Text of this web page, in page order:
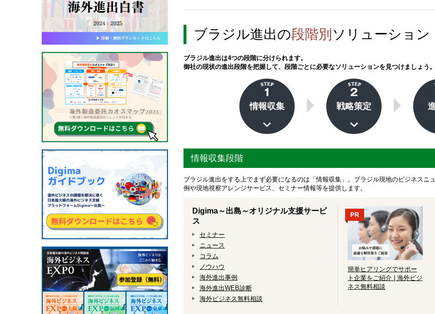
ブラジル進出の段階別 ソリューション
ブラジル進出は4つの段階に分けられます。
御社の現状の進出段階を把握して、段階ごとに必要なソリューションを見つけましょう
情報収集 戦略策定
情報収集段階
ブラジル進出をする上でまず必要になるのは「情報収集」。ブラジル現地のビジネス
例や現地視察アレンジサービス、セミナー情報等を提供します。
Digima～出島～オリジナル支援サービ
ス
セミナー
ニュース
コラム
ノウハウ
海外進出事例
海外進出WEB診断
海外ビジネス無料相談
簡単ヒアリングでサポー
ト企業をご紹介 | 海外ビジ
ネス無料相談